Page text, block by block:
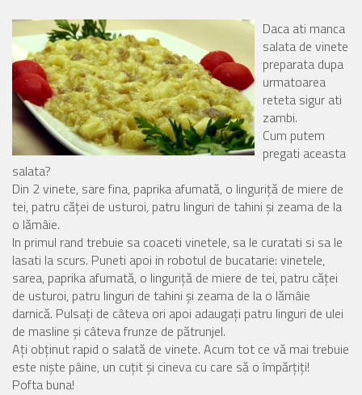
Daca ati manca
salata de vinete
preparata dupa
urmatoarea
reteta sigur ati
zambi.
Cum putem
pregati aceasta
salata?
Din 2 vinete, sare fina, paprika afumată, o linguriţă de miere de
tei, patru căţei de usturoi, patru linguri de tahini şi zeama de la
o lămâie.
In primul rand trebuie sa coaceti vinetele, sa le curatati si sa le
lasati la scurs. Puneti apoi in robotul de bucatarie: vinetele,
sarea, paprika afumată, o linguriţă de miere de tei, patru căţei
de usturoi, patru linguri de tahini şi zeama de la o lămâie
darnică. Pulsaţi de câteva ori apoi adaugați patru linguri de ulei
de masline şi câteva frunze de pătrunjel.
Aţi obţinut rapid o salată de vinete. Acum tot ce vă mai trebuie
este nişte pâine, un cuţit şi cineva cu care să o împărţiţi!
Pofta buna!